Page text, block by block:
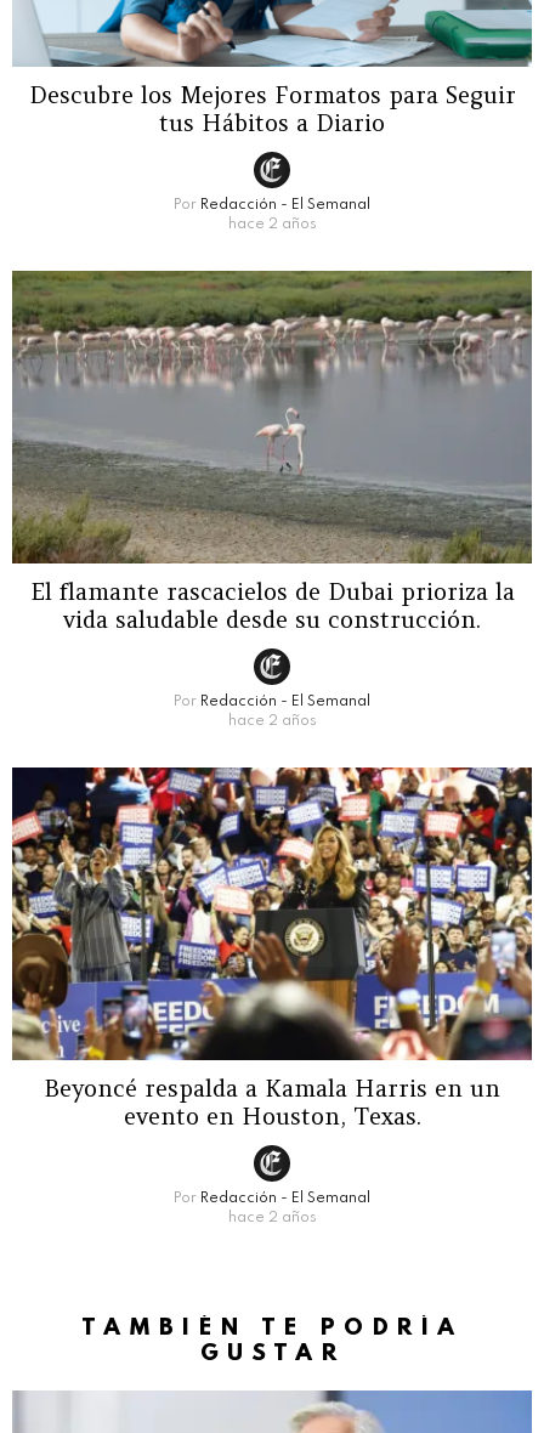
Descubre los Mejores Formatos para Seguir
tus Hábitos a Diario
Por Redacción - El Semanal
hace 2 años
El flamante rascacielos de Dubai prioriza la
vida saludable desde su construcción.
Por Redacción - El Semanal
hace 2 años
Beyoncé respalda a Kamala Harris en un
evento en Houston, Texas.
Por Redacción - El Semanal
hace 2 años
TAMBIÉN TE PODRÍA
GUSTAR